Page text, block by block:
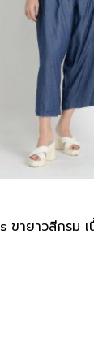
ขายาวสีกรม